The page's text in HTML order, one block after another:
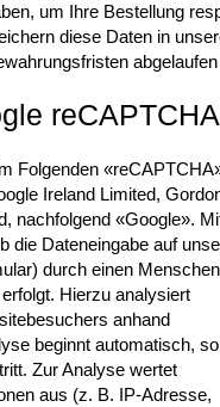
um Ihre Bestellung
diese Daten in
reCAPTCHA
Folgenden
Ireland Limited,
nachfolgend «Google».
die Dateneingabe auf
durch einen
Hierzu analysiert
anhand
beginnt automatisch,
Zur Analyse wertet
aus (z. B. IP-Adresse,